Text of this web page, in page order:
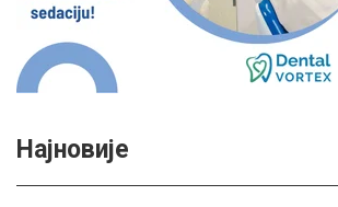
Најновије